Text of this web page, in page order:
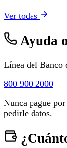
Ver todas
Ayuda
Línea del Banco
800 900 2000
Nunca pague
pedirle datos.